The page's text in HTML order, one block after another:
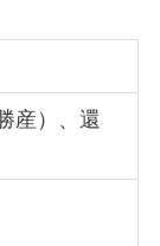
産）、還